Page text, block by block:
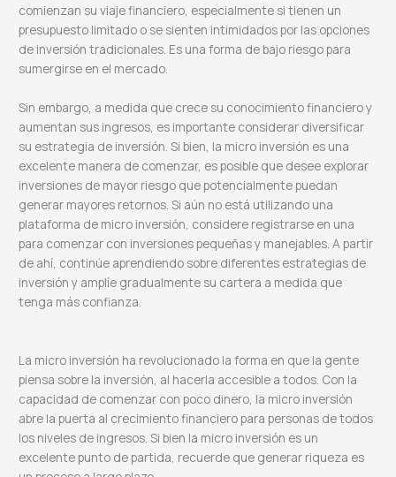
comienzan su viaje financiero, especialmente si tienen un
presupuesto limitado o se sienten intimidados por las opciones
de inversión tradicionales. Es una forma de bajo riesgo para
sumergirse en el mercado.
Sin embargo, a medida que crece su conocimiento financiero y
aumentan sus ingresos, es importante considerar diversificar
su estrategia de inversión. Si bien, la micro inversión es una
excelente manera de comenzar, es posible que desee explorar
inversiones de mayor riesgo que potencialmente puedan
generar mayores retornos. Si aún no está utilizando una
plataforma de micro inversión, considere registrarse en una
para comenzar con inversiones pequeñas y manejables. A partir
de ahí, continúe aprendiendo sobre diferentes estrategias de
inversión y amplíe gradualmente su cartera a medida que
tenga más confianza.
La micro inversión ha revolucionado la forma en que la gente
piensa sobre la inversión, al hacerla accesible a todos. Con la
capacidad de comenzar con poco dinero, la micro inversión
abre la puerta al crecimiento financiero para personas de todos
los niveles de ingresos. Si bien la micro inversión es un
excelente punto de partida, recuerde que generar riqueza es